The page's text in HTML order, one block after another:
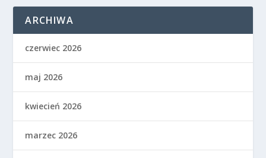
ARCHIWA
czerwiec 2026
maj 2026
kwiecień 2026
marzec 2026